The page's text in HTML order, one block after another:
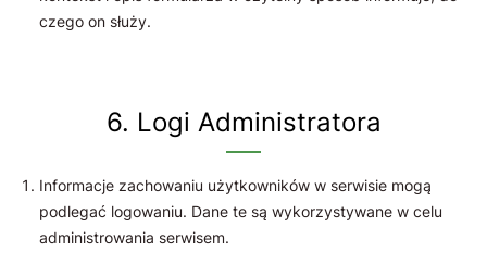
czego on służy.
6. Logi Administratora
Informacje zachowaniu użytkowników w serwisie mogą
podlegać logowaniu. Dane te są wykorzystywane w celu
administrowania serwisem.